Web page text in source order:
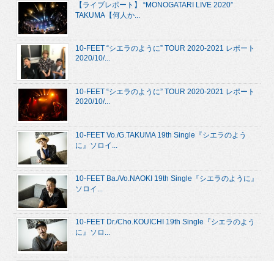
【ライブレポート】 “MONOGATARI LIVE 2020”
TAKUMA【何人か...
10-FEET “シエラのように” TOUR 2020-2021 レポート
2020/10/...
10-FEET “シエラのように” TOUR 2020-2021 レポート
2020/10/...
10-FEET Vo./G.TAKUMA 19th Single『シエラのよう
に』ソロイ...
10-FEET Ba./Vo.NAOKI 19th Single『シエラのように』
ソロイ...
10-FEET Dr./Cho.KOUICHI 19th Single『シエラのよう
に』ソロ...